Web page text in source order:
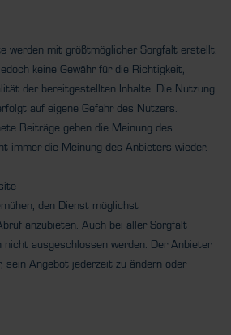
werden mit größtmöglicher Sorgfalt erstellt.
keine Gewähr für die Richtigkeit,
der bereitgestellten Inhalte. Die Nutzung
auf eigene Gefahr des Nutzers.
Beiträge geben die Meinung des
immer die Meinung des Anbieters wieder.
den Dienst möglichst
anzubieten. Auch bei aller Sorgfalt
nicht ausgeschlossen werden. Der Anbieter
sein Angebot jederzeit zu ändern oder